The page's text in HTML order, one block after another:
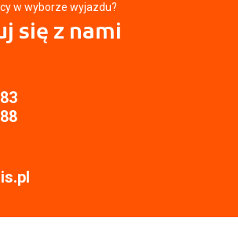
w wyborze wyjazdu?
się z nami